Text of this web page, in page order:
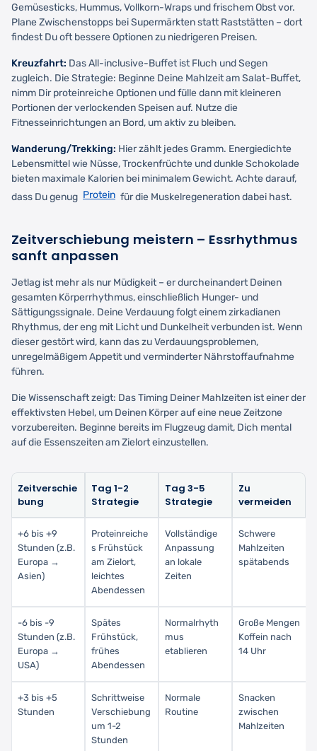
Gemüsesticks, Hummus, Vollkorn-Wraps und frischem Obst vor.
Plane Zwischenstopps bei Supermärkten statt Raststätten – dort
findest Du oft bessere Optionen zu niedrigeren Preisen.
Kreuzfahrt: Das All-inclusive-Buffet ist Fluch und Segen
zugleich. Die Strategie: Beginne Deine Mahlzeit am Salat-Buffet,
nimm Dir proteinreiche Optionen und fülle dann mit kleineren
Portionen der verlockenden Speisen auf. Nutze die
Fitnesseinrichtungen an Bord, um aktiv zu bleiben.
Wanderung/Trekking: Hier zählt jedes Gramm. Energiedichte
Lebensmittel wie Nüsse, Trockenfrüchte und dunkle Schokolade
bieten maximale Kalorien bei minimalem Gewicht. Achte darauf,
dass Du genug Protein für die Muskelregeneration dabei hast.
Zeitverschiebung meistern – Essrhythmus
sanft anpassen
Jetlag ist mehr als nur Müdigkeit – er durcheinandert Deinen
gesamten Körperrhythmus, einschließlich Hunger- und
Sättigungssignale. Deine Verdauung folgt einem zirkadianen
Rhythmus, der eng mit Licht und Dunkelheit verbunden ist. Wenn
dieser gestört wird, kann das zu Verdauungsproblemen,
unregelmäßigem Appetit und verminderter Nährstoffaufnahme
führen.
Die Wissenschaft zeigt: Das Timing Deiner Mahlzeiten ist einer der
effektivsten Hebel, um Deinen Körper auf eine neue Zeitzone
vorzubereiten. Beginne bereits im Flugzeug damit, Dich mental
auf die Essenszeiten am Zielort einzustellen.
Zeitverschie
bung
Tag 1-2
Strategie
Tag 3-5
Strategie
Zu
vermeiden
+6 bis +9
Stunden (z.B.
Europa →
Asien)
Proteinreiche
s Frühstück
am Zielort,
leichtes
Abendessen
Vollständige
Anpassung
an lokale
Zeiten
Schwere
Mahlzeiten
spätabends
-6 bis -9
Stunden (z.B.
Europa →
USA)
Spätes
Frühstück,
frühes
Abendessen
Normalrhyth
mus
etablieren
Große Mengen
Koffein nach
14 Uhr
+3 bis +5
Stunden
Schrittweise
Verschiebung
um 1-2
Stunden
Normale
Routine
Snacken
zwischen
Mahlzeiten